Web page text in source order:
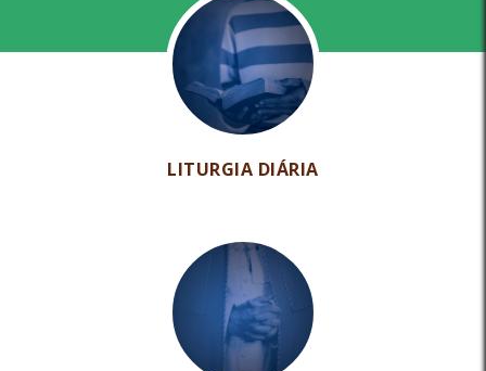
LITURGIA DIÁRIA